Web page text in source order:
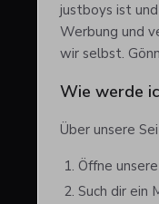
justboys ist
Werbung und
wir selbst.
Wie werde
Über unsere
Öffne unsere
Such dir ein